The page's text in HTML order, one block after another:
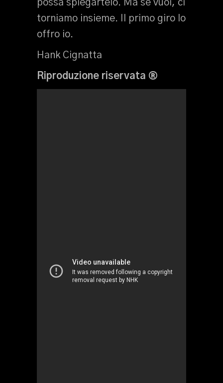
possa spiegartelo. Ma se vuoi, ci
torniamo insieme. Il primo giro lo
offro io.
Hank Cignatta
Riproduzione riservata ®